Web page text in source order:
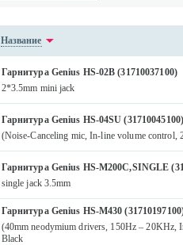
Название
Гарнитура Genius HS-02B (31710037100)
2*3.5mm mini jack
Гарнитура Genius HS-04SU (31710045100)
(Noise-Canceling mic, In-line volume control,
Гарнитура Genius HS-M200C,SINGLE
single jack 3.5mm
Гарнитура Genius HS-M430
(40mm neodymium drivers, 150Hz – 20KHz,
Black